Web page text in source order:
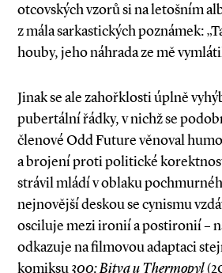
otcovských vzorů si na letošním
z mála sarkastických poznámek:
houby, jeho náhrada ze mě
Jinak se ale zahořklosti úplně
pubertální řádky, v nichž se
členové Odd Future věnoval
a brojení proti politické
strávil mládí v oblaku
nejnovější deskou se cynismu
osciluje mezi ironií a postironií –
odkazuje na filmovou adaptaci
komiksu300: Bitva u Thermopyl